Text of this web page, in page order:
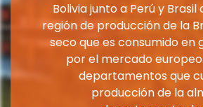
Bolivia junto a Perú y
región de producción de la
seco que es consumido en
por el mercado
departamentos que
producción de la